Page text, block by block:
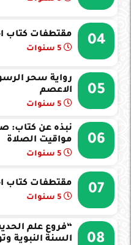
04 مقتطفات كتاب
05
رواية سحر
الاعصم
06
نبذه عن كتاب:
مواقيت الصلاة
07 مقتطفات كتاب
08
“فروع علم
السنة النبوية